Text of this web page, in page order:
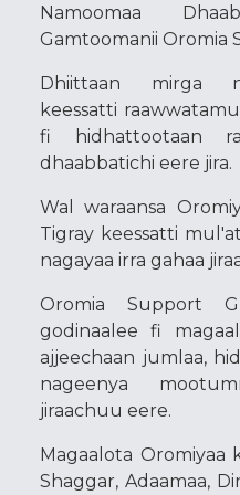
Namoomaa
Gamtoomanii Oromia
Dhiittaan mirga
keessatti
fi hidhattootaan
dhaabbatichi eere jira.
Wal waraansa
Tigray keessatti
nagayaa irra gahaa
Oromia Support
godinaalee fi
ajjeechaan jumlaa,
nageenya
jiraachuu eere.
Magaalota Oromiyaa
Shaggar, Adaamaa,